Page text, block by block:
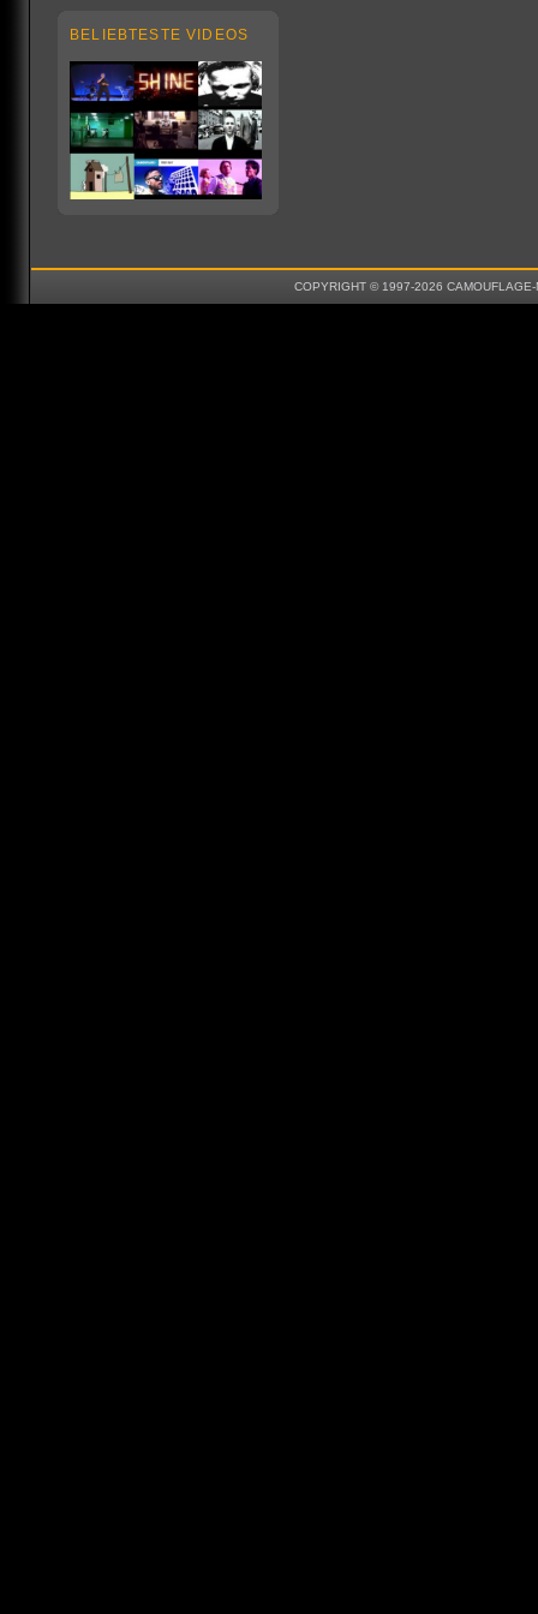
BELIEBTESTE VIDEOS
COPYRIGHT © 1997-2026 CAMOUFLAGE-